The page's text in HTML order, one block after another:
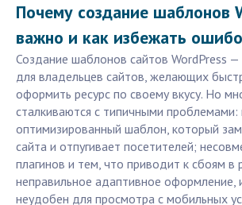
Почему создание шаблонов
важно и как избежать
Создание шаблонов сайтов WordPress —
для владельцев сайтов, желающих
оформить ресурс по своему вкусу. Но
сталкиваются с типичными проблемами:
оптимизированный шаблон, который
сайта и отпугивает посетителей;
плагинов и тем, что приводит к сбоям в
неправильное адаптивное оформление,
неудобен для просмотра с мобильных